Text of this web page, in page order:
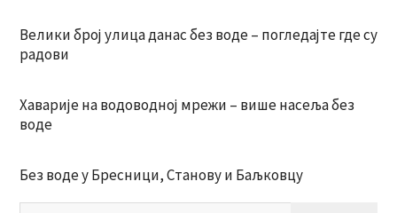
Велики број улица данас без воде – погледајте где су
радови
Хаварије на водоводној мрежи – више насеља без
воде
Без воде у Бресници, Станову и Баљковцу